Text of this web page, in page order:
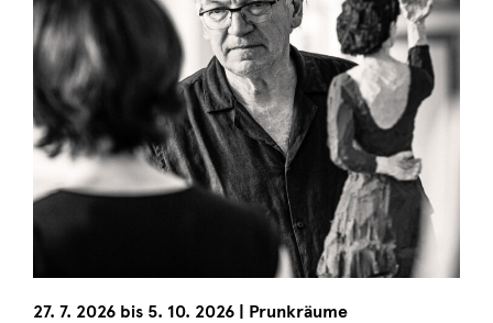
27. 7. 2026 bis 5. 10. 2026 | Prunkräume